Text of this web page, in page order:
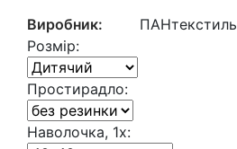
Виробник:
ПАНтекстиль
Розмір:
Простирадло:
Наволочка, 1х: